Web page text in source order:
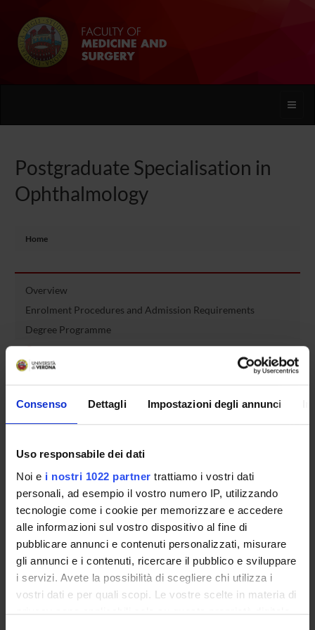
Consenso Dettagli Impostazioni degli annunci
Uso responsabile dei dati
Noi e i nostri 1022 partner trattiamo i vostri dati
personali, ad esempio il vostro numero IP, utilizzando
tecnologie come i cookie per memorizzare e accedere
alle informazioni sul vostro dispositivo al fine di
pubblicare annunci e contenuti personalizzati, misurare
gli annunci e i contenuti, ricercare il pubblico e sviluppare
i servizi. Avete la possibilità di scegliere chi utilizza i
vostri dati e per quali scopi. Le vostre scelte in materia di
privacy sono applicabili solo su questa proprietà digitale
Toggle
Postgraduate Specialisation in
Ophthalmology
Home
Overview
Enrolment Procedures and Admission Requirements
Degree Programme
Courses
Notices
Governing bodies
Rete formativa
International Students
OFFERTA FORMATIVA
SEMESTRE FILTRO
CORSI DI LAUREA
CORSI DI LAUREA MAGISTRALE